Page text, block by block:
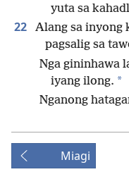
yuta sa
22
Alang sa inyong
pagsalig sa
Nga gininhawa
iyang ilong. *
Nganong
Miagi